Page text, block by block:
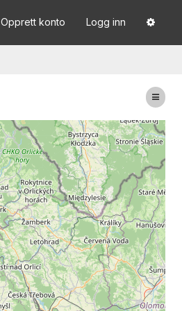
Opprett konto Logg inn